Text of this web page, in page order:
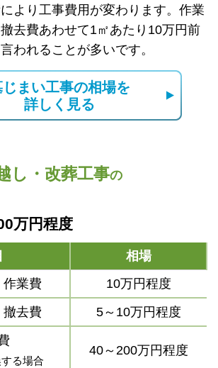
より工事費用が変わります。作業
去費あわせて1㎡あたり10万円前
われることが多いです。
じまい工事の相場を
詳しく見る
し・改葬工事の
万円程度
相場
作業費
10万円程度
撤去費
5～10万円程度
る場合
40～200万円程度